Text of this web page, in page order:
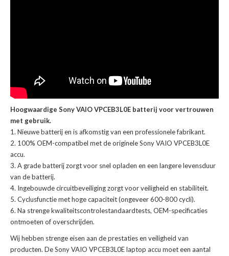
Hoogwaardige Sony VAIO VPCEB3L0E batterij voor vertrouwen
met gebruik.
Nieuwe batterij en is afkomstig van een professionele fabrikant.
100% OEM-compatibel met deoriginele Sony VAIO VPCEB3L0E
accu.
A grade batterij zorgt voor snel opladen en een langere levensduur
van de batterij.
Ingebouwde circuitbeveiliging zorgt voor veiligheid en stabiliteit.
Cyclusfunctie met hoge capaciteit (ongeveer 600-800 cycli).
Na strenge kwaliteitscontrolestandaardtests, OEM-specificaties
ontmoeten of overschrijden.
Wij hebben strenge eisen aan de prestaties en veiligheid van
producten. DeSony VAIO VPCEB3L0E laptop accu moet een aantal